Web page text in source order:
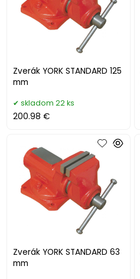
Zverák YORK STANDARD 125
mm
skladom 22 ks
200.98 €
Zverák YORK STANDARD 63
mm